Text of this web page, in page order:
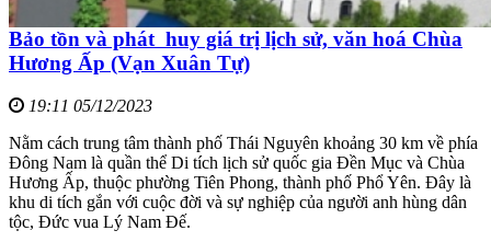
Bảo tồn và phát huy giá trị lịch sử, văn hoá Chùa
Hương Ấp (Vạn Xuân Tự)
19:11 05/12/2023
Nằm cách trung tâm thành phố Thái Nguyên khoảng 30 km về phía
Đông Nam là quần thể Di tích lịch sử quốc gia Đền Mục và Chùa
Hương Ấp, thuộc phường Tiên Phong, thành phố Phổ Yên. Đây là
khu di tích gắn với cuộc đời và sự nghiệp của người anh hùng dân
tộc, Đức vua Lý Nam Đế.